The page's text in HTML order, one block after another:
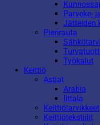
Parveke-
Jätteiden
Pienrauta
Työkalut
Keittiö
Astiat
Arabia
Iittala
Keittiötarvikkeet
Keittiötekstiilit